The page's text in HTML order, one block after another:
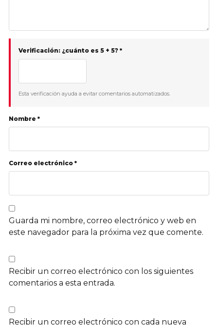
Verificación: ¿cuánto es 5 + 5? *
Esta verificación ayuda a evitar comentarios automatizados.
Nombre *
Correo electrónico *
Guarda mi nombre, correo electrónico y web en
este navegador para la próxima vez que comente.
Recibir un correo electrónico con los siguientes
comentarios a esta entrada.
Recibir un correo electrónico con cada nueva